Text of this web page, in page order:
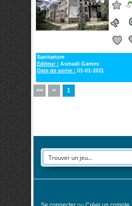
Sanitarium
Editeur : Asmadi Games
Date de sortie : 01-01-2011
<< < 1